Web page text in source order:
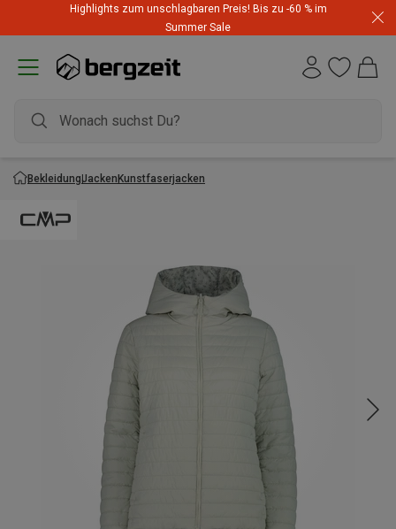
Highlights zum unschlagbaren Preis! Bis zu -60 % im
Summer Sale
BekleidungJackenKunstfaserjacken